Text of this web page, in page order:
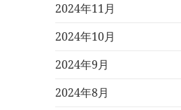
2024年11月
2024年10月
2024年9月
2024年8月